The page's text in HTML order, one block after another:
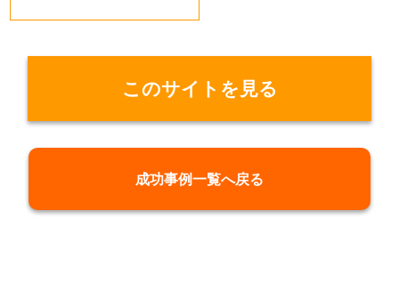
このサイトを見る
成功事例一覧へ戻る